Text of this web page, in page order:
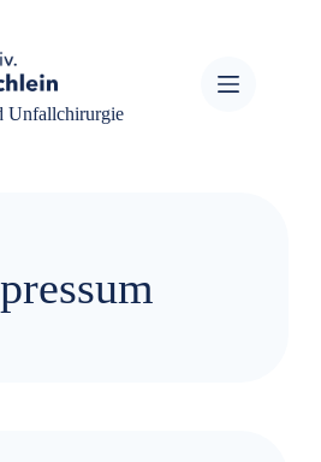
Unfallchirurgie